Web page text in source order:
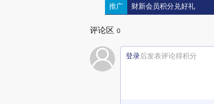
推广 财新会员积分兑好礼
评论区 0
登录后发表评论得积分